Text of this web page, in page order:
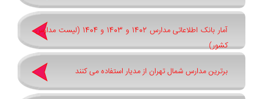
آمار بانک اطلاعاتی مدارس 1402 و 1403 و 1404 (لیست مدارس
کشور)
برترین مدارس شمال تهران از مدیار استفاده می کنند